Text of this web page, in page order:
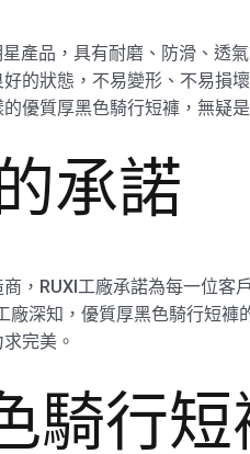
產品，具有耐磨、防滑、透
的狀態，不易變形、不易損
優質厚黑色騎行短褲，無疑
承諾
，RUXI工廠承諾為每一位
廠深知，優質厚黑色騎行短
完美。
騎行